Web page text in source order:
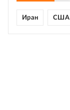
Иран США